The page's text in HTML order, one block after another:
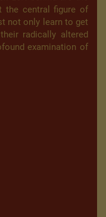
the central figure of
not only learn to get
radically altered
examination of